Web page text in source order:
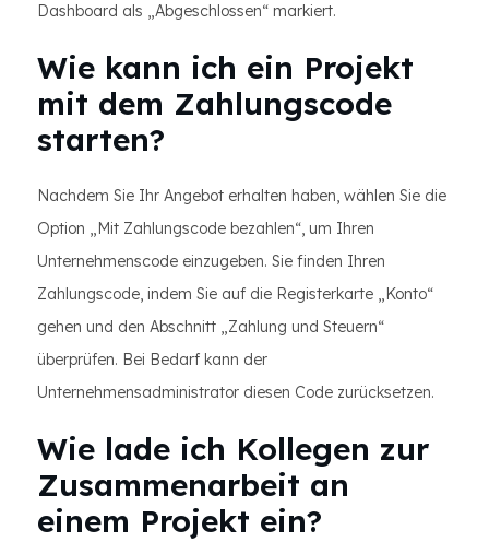
Dashboard als „Abgeschlossen“ markiert.
Wie kann ich ein Projekt
mit dem Zahlungscode
starten?
Nachdem Sie Ihr Angebot erhalten haben, wählen Sie die
Option „Mit Zahlungscode bezahlen“, um Ihren
Unternehmenscode einzugeben. Sie finden Ihren
Zahlungscode, indem Sie auf die Registerkarte „Konto“
gehen und den Abschnitt „Zahlung und Steuern“
überprüfen. Bei Bedarf kann der
Unternehmensadministrator diesen Code zurücksetzen.
Wie lade ich Kollegen zur
Zusammenarbeit an
einem Projekt ein?